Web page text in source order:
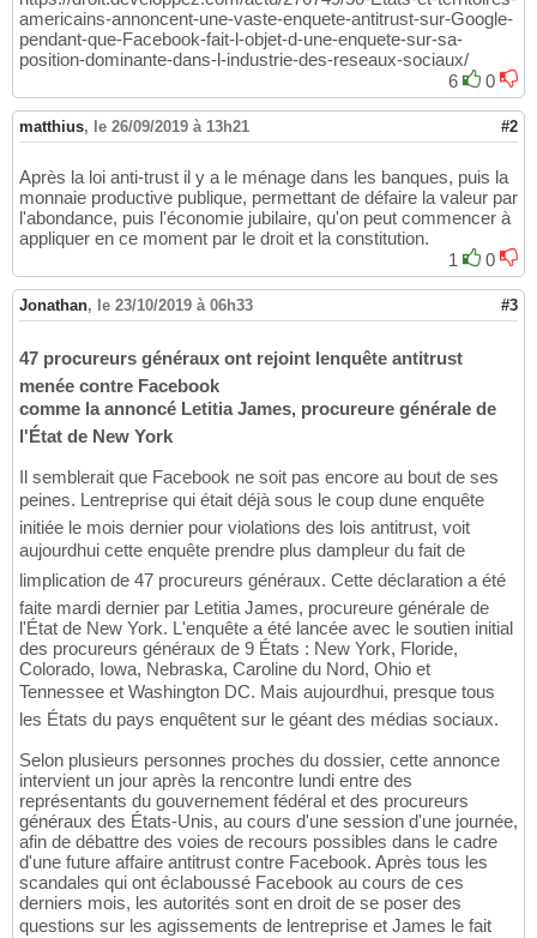
americains-annoncent-une-vaste-enquete-antitrust-sur-Google-
pendant-que-Facebook-fait-l-objet-d-une-enquete-sur-sa-
position-dominante-dans-l-industrie-des-reseaux-sociaux/
6
0
matthius, le 26/09/2019 à 13h21 #2
Après la loi anti-trust il y a le ménage dans les banques, puis la
monnaie productive publique, permettant de défaire la valeur par
l'abondance, puis l'économie jubilaire, qu'on peut commencer à
appliquer en ce moment par le droit et la constitution.
1
0
Jonathan, le 23/10/2019 à 06h33 #3
47 procureurs généraux ont rejoint lenquête antitrust
menée contre Facebook
comme la annoncé Letitia James, procureure générale de
l'État de New York
Il semblerait que Facebook ne soit pas encore au bout de ses
peines. Lentreprise qui était déjà sous le coup dune enquête
initiée le mois dernier pour violations des lois antitrust, voit
aujourdhui cette enquête prendre plus dampleur du fait de
limplication de 47 procureurs généraux. Cette déclaration a été
faite mardi dernier par Letitia James, procureure générale de
l'État de New York. L'enquête a été lancée avec le soutien initial
des procureurs généraux de 9 États : New York, Floride,
Colorado, Iowa, Nebraska, Caroline du Nord, Ohio et
Tennessee et Washington DC. Mais aujourdhui, presque tous
les États du pays enquêtent sur le géant des médias sociaux.
Selon plusieurs personnes proches du dossier, cette annonce
intervient un jour après la rencontre lundi entre des
représentants du gouvernement fédéral et des procureurs
généraux des États-Unis, au cours d'une session d'une journée,
afin de débattre des voies de recours possibles dans le cadre
d'une future affaire antitrust contre Facebook. Après tous les
scandales qui ont éclaboussé Facebook au cours de ces
derniers mois, les autorités sont en droit de se poser des
questions sur les agissements de lentreprise et James le fait